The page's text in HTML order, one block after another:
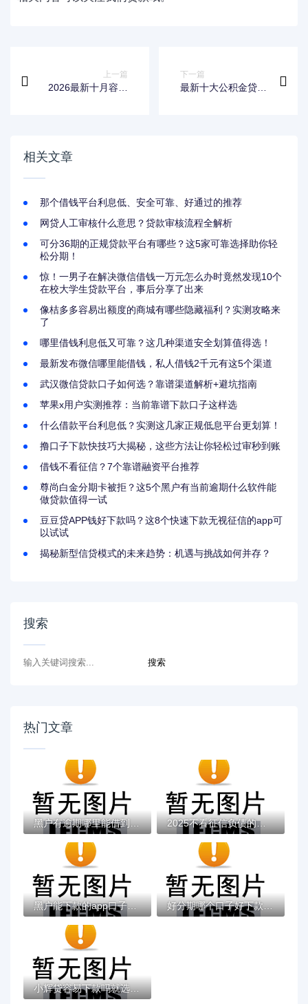
上一篇
2026最新十月容易
下一篇
最新十大公积金贷款
相关文章
那个借钱平台利息低、安全可靠、好通过的推荐
网贷人工审核什么意思？贷款审核流程全解析
可分36期的正规贷款平台有哪些？这5家可靠选择助你轻
松分期！
惊！一男子在解决微信借钱一万元怎么办时竟然发现10个
在校大学生贷款平台，事后分享了出来
像桔多多容易出额度的商城有哪些隐藏福利？实测攻略来
了
哪里借钱利息低又可靠？这几种渠道安全划算值得选！
最新发布微信哪里能借钱，私人借钱2千元有这5个渠道
武汉微信贷款口子如何选？靠谱渠道解析+避坑指南
苹果x用户实测推荐：当前靠谱下款口子这样选
什么借款平台利息低？实测这几家正规低息平台更划算！
撸口子下款快技巧大揭秘，这些方法让你轻松过审秒到账
借钱不看征信？7个靠谱融资平台推荐
尊尚白金分期卡被拒？这5个黑户有当前逾期什么软件能
做贷款值得一试
豆豆贷APP钱好下款吗？这8个快速下款无视征信的app可
以试试
揭秘新型信贷模式的未来趋势：机遇与挑战如何并存？
搜索
热门文章
黑户有逾期哪里能借到钱啊急用！看这5个黑户... 2025不看征信负债的网贷百分百下款，最新5个...
黑户能下款的app口子有哪些？今天带来10款黑... 好分期哪个口子好下款？老哥实测避坑贷款平...
小辉贷容易下款吗就选这7个4千元黑户无条件...